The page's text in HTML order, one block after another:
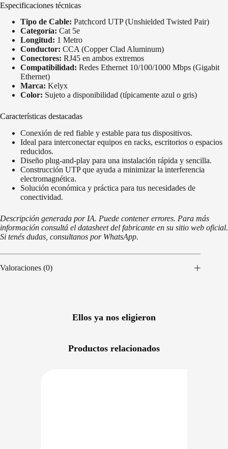
Especificaciones técnicas
Tipo de Cable: Patchcord UTP (Unshielded Twisted Pair)
Categoría: Cat 5e
Longitud: 1 Metro
Conductor: CCA (Copper Clad Aluminum)
Conectores: RJ45 en ambos extremos
Compatibilidad: Redes Ethernet 10/100/1000 Mbps (Gigabit
Ethernet)
Marca: Kelyx
Color: Sujeto a disponibilidad (típicamente azul o gris)
Características destacadas
Conexión de red fiable y estable para tus dispositivos.
Ideal para interconectar equipos en racks, escritorios o espacios
reducidos.
Diseño plug-and-play para una instalación rápida y sencilla.
Construcción UTP que ayuda a minimizar la interferencia
electromagnética.
Solución económica y práctica para tus necesidades de
conectividad.
Descripción generada por IA. Puede contener errores. Para más
información consultá el datasheet del fabricante en su sitio web oficial.
Si tenés dudas, consultanos por WhatsApp.
Valoraciones (0)
Ellos ya nos eligieron
Productos relacionados